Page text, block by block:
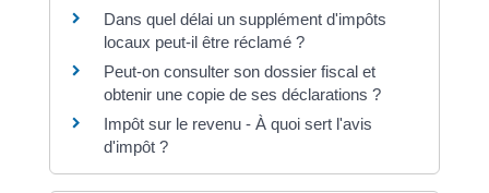
Dans quel délai un supplément d'impôts
locaux peut-il être réclamé ?
Peut-on consulter son dossier fiscal et
obtenir une copie de ses déclarations ?
Impôt sur le revenu - À quoi sert l'avis
d'impôt ?